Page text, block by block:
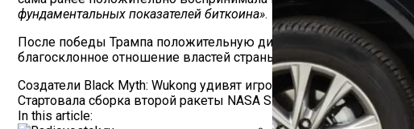
фундаментальных показателей биткоина».
После победы Трампа положительную динамику акций
благосклонное отношение властей страны к отрасли вплоть до
Навигация
По
Создатели Black Myth: Wukong удивят игроков до конца года —
Стартовала сборка второй ракеты NASA SLS — через год она
In this article: